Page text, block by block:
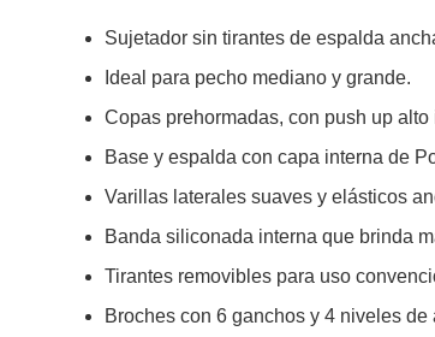
Sujetador sin tirantes de espalda
Ideal para pecho mediano y grande.
Copas prehormadas, con push up
Base y espalda con capa interna de
Varillas laterales suaves y elásticos
Banda siliconada interna que brinda
Tirantes removibles para uso
Broches con 6 ganchos y 4 niveles de